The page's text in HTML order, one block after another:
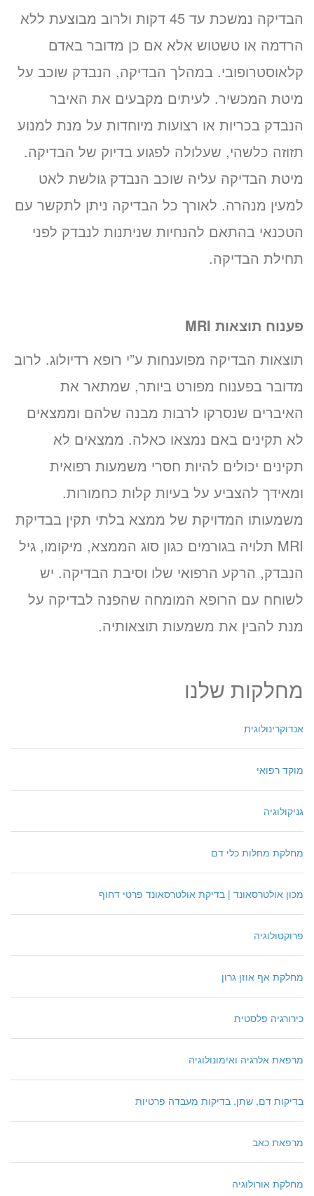
הבדיקה נמשכת עד 45 דקות ולרוב מבוצעת ללא
הרדמה או טשטוש אלא אם כן מדובר באדם
קלאוסטרופובי. במהלך הבדיקה, הנבדק שוכב על
מיטת המכשיר. לעיתים מקבעים את האיבר
הנבדק בכריות או רצועות מיוחדות על מנת למנוע
תזוזה כלשהי, שעלולה לפגוע בדיוק של הבדיקה.
מיטת הבדיקה עליה שוכב הנבדק גולשת לאט
למעין מנהרה. לאורך כל הבדיקה ניתן לתקשר עם
הטכנאי בהתאם להנחיות שניתנות לנבדק לפני
תחילת הבדיקה.
פענוח תוצאות MRI
תוצאות הבדיקה מפוענחות ע”י רופא רדיולוג. לרוב
מדובר בפענוח מפורט ביותר, שמתאר את
האיברים שנסרקו לרבות מבנה שלהם וממצאים
לא תקינים באם נמצאו כאלה. ממצאים לא
תקינים יכולים להיות חסרי משמעות רפואית
ומאידך להצביע על בעיות קלות כחמורות.
משמעותו המדויקת של ממצא בלתי תקין בבדיקת
MRI תלויה בגורמים כגון סוג הממצא, מיקומו, גיל
הנבדק, הרקע הרפואי שלו וסיבת הבדיקה. יש
לשוחח עם הרופא המומחה שהפנה לבדיקה על
מנת להבין את משמעות תוצאותיה.
מחלקות שלנו
אנדוקרינולוגית
מוקד רפואי
גניקולוגיה
מחלקת מחלות כלי דם
מכון אולטרסאונד | בדיקת אולטרסאונד פרטי דחוף
פרוקטולוגיה
מחלקת אף אוזן גרון
כירורגיה פלסטית
מרפאת אלרגיה ואימונולוגיה
בדיקות דם, שתן, בדיקות מעבדה פרטיות
מרפאת כאב
מחלקת אורולוגיה